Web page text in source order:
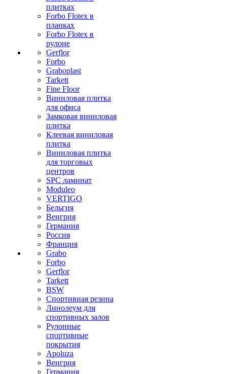
плитках
Forbo Flotex в
планках
Forbo Flotex в
рулоне
Gerflor
Forbo
Graboplast
Tarkett
Fine Floor
Виниловая плитка
для офиса
Замковая виниловая
плитка
Клеевая виниловая
плитка
Виниловая плитка
для торговых
центров
SPC ламинат
Moduleo
VERTIGO
Бельгия
Венгрия
Германия
Россия
Франция
Grabo
Forbo
Gerflor
Tarkett
BSW
Спортивная резина
Линолеум для
спортивных залов
Рулонные
спортивные
покрытия
Apoluza
Венгрия
Германия